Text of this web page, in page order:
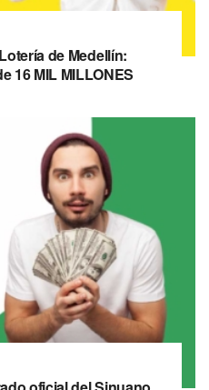
de Medellín:
16 MIL MILLONES